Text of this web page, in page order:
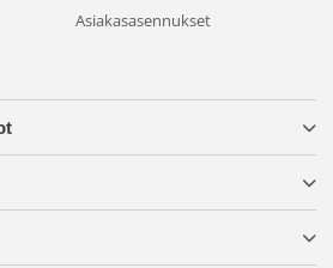
Asiakasasennukset